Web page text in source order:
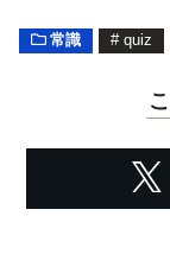
常識 # quiz